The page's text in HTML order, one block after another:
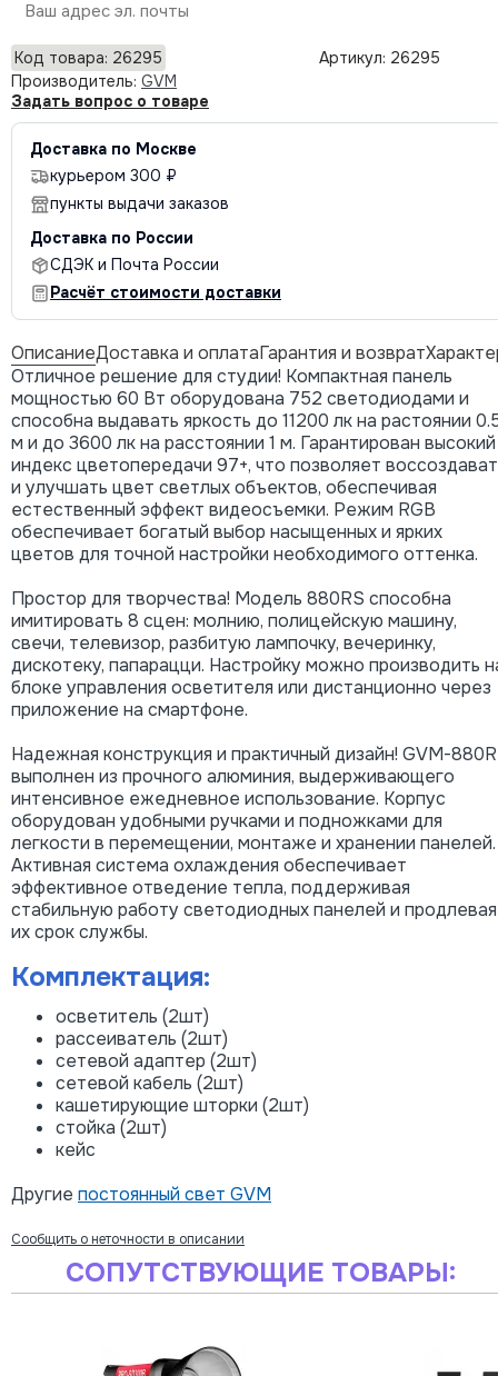
Код товара: 26295
Артикул: 26295
Производитель: GVM
Задать вопрос о товаре
Доставка по Москве
курьером 300 ₽
пункты выдачи заказов
Доставка по России
СДЭК и Почта России
Расчёт стоимости доставки
ОписаниеДоставка и оплатаГарантия и возврат
Отличное решение для студии! Компактная панель
мощностью 60 Вт оборудована 752 светодиодами и
способна выдавать яркость до 11200 лк на растоянии
м и до 3600 лк на расстоянии 1 м. Гарантирован высокий
индекс цветопередачи 97+, что позволяет
и улучшать цвет светлых объектов, обеспечивая
естественный эффект видеосъемки. Режим RGB
обеспечивает богатый выбор насыщенных и ярких
цветов для точной настройки необходимого оттенка.
Простор для творчества! Модель 880RS способна
имитировать 8 сцен: молнию, полицейскую машину,
свечи, телевизор, разбитую лампочку, вечеринку,
дискотеку, папарацци. Настройку можно производить
блоке управления осветителя или дистанционно через
приложение на смартфоне.
Надежная конструкция и практичный дизайн! GVM-
выполнен из прочного алюминия, выдерживающего
интенсивное ежедневное использование. Корпус
оборудован удобными ручками и подножками для
легкости в перемещении, монтаже и хранении панелей.
Активная система охлаждения обеспечивает
эффективное отведение тепла, поддерживая
стабильную работу светодиодных панелей и продлевая
их срок службы.
Комплектация:
осветитель (2шт)
рассеиватель (2шт)
сетевой адаптер (2шт)
сетевой кабель (2шт)
кашетирующие шторки (2шт)
стойка (2шт)
кейс
Другие постоянный свет GVM
Сообщить о неточности в описании
СОПУТСТВУЮЩИЕ ТОВАРЫ: